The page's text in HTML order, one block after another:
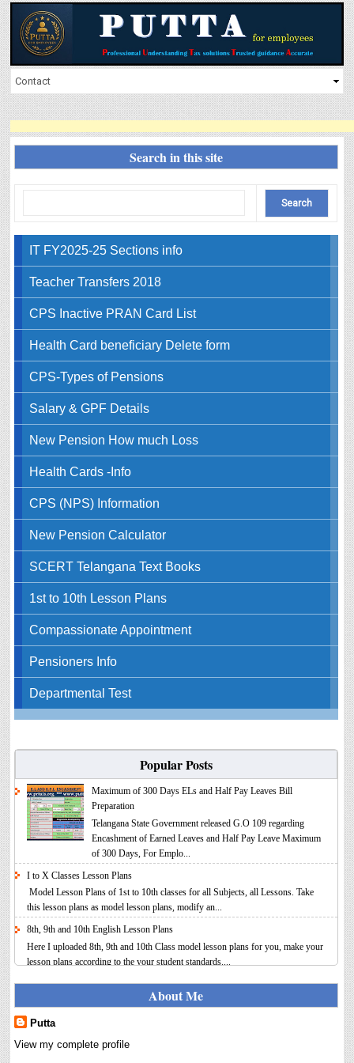
Search in this site
IT FY2025-25 Sections info
Teacher Transfers 2018
CPS Inactive PRAN Card List
Health Card beneficiary Delete form
CPS-Types of Pensions
Salary & GPF Details
New Pension How much Loss
Health Cards -Info
CPS (NPS) Information
New Pension Calculator
SCERT Telangana Text Books
1st to 10th Lesson Plans
Compassionate Appointment
Pensioners Info
Departmental Test
Popular Posts
Maximum of 300 Days ELs and Half Pay Leaves Bill
Preparation
Telangana State Government released G.O 109 regarding
Encashment of Earned Leaves and Half Pay Leave Maximum
of 300 Days, For Emplo...
I to X Classes Lesson Plans
Model Lesson Plans of 1st to 10th classes for all Subjects, all Lessons. Take
this lesson plans as model lesson plans, modify an...
8th, 9th and 10th English Lesson Plans
Here I uploaded 8th, 9th and 10th Class model lesson plans for you, make your
lesson plans according to the your student standards....
IT FY 2025-26 AY 2026-27 Calculator Full Version
Income Tax Calculator Full Version 1.2 for the FY 2025-26
About Me
Putta
View my complete profile